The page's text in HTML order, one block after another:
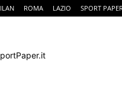
ROMA LAZIO SPORT